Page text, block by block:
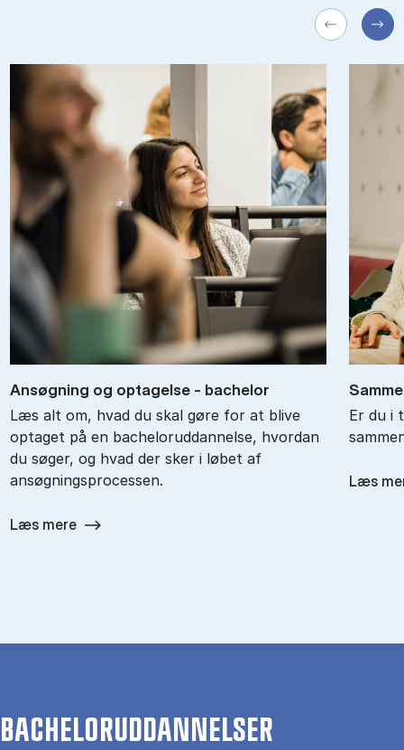
An­søg­ning og op­ta­gel­se - ba­chel­or
Læs alt om, hvad du skal gøre for at blive
optaget på en bacheloruddannelse, hvordan
du søger, og hvad der sker i løbet af
ansøgningsprocessen.
Læs mere
Er du i
Læs
BACHELORUDDANNELSER